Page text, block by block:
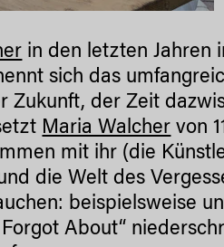
in den letzten Jahren
sich das
Zukunft, der Zeit
Maria Walcher von
mit ihr (die
die Welt des
beispielsweise
About“